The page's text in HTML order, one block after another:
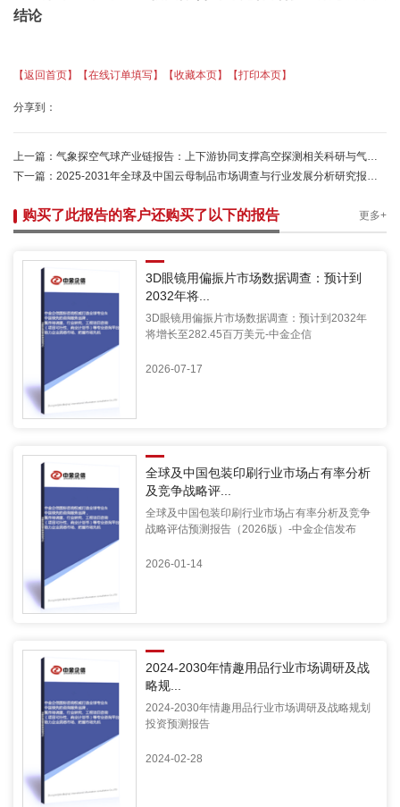
结论
【返回首页】 【在线订单填写】 【收藏本页】 【打印本页】
分享到：
上一篇： 气象探空气球产业链报告：上下游协同支撑高空探测相关科研与气象业务常态化开展-中金企信
下一篇： 2025-2031年全球及中国云母制品市场调查与行业发展分析研究报告-中金企信发布-中金企信发布
购买了此报告的客户还购买了以下的报告 更多+
3D眼镜用偏振片市场数据调查：预计到
2032年将...
3D眼镜用偏振片市场数据调查：预计到2032年
将增长至282.45百万美元-中金企信
2026-07-17
全球及中国包装印刷行业市场占有率分析
及竞争战略评...
全球及中国包装印刷行业市场占有率分析及竞争
战略评估预测报告（2026版）-中金企信发布
2026-01-14
2024-2030年情趣用品行业市场调研及战
略规...
2024-2030年情趣用品行业市场调研及战略规划
投资预测报告
2024-02-28